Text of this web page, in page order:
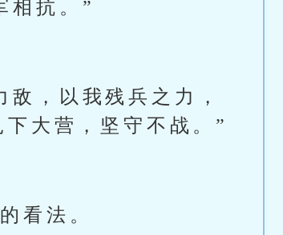
相抗。”
，以我残兵之力，
大营，坚守不战。”
看法。